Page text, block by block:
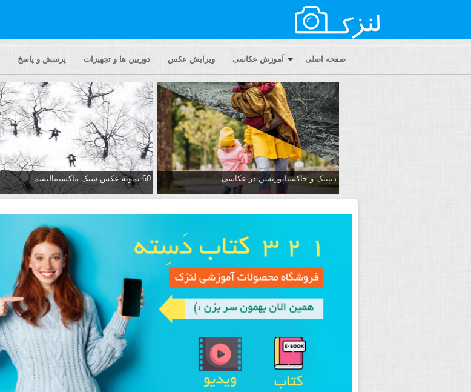
صفحه اصلی آموزش عکاسی ویرایش عکس دوربین ها و تجهیزات پرسش و پاسخ
دیپتیک و جاکستا‌پوزیشن در عکاسی 60 نمونه عکس سبک ماکسیمالیسم